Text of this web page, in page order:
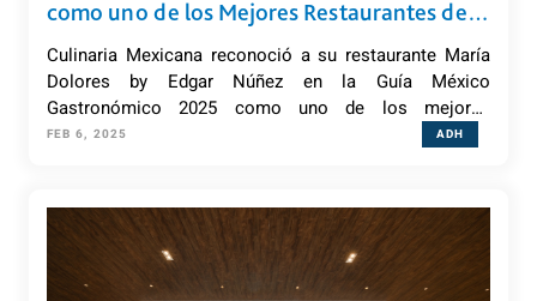
como uno de los Mejores Restaurantes de la
República Mexicana
Culinaria Mexicana reconoció a su restaurante María
Dolores by Edgar Núñez en la Guía México
Gastronómico 2025 como uno de los mejores
restaurantes del país.
FEB 6, 2025 ADH